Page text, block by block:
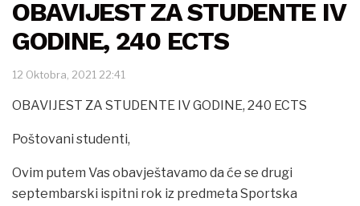
OBAVIJEST ZA STUDENTE IV
GODINE, 240 ECTS
12 Oktobra, 2021 22:41
OBAVIJEST ZA STUDENTE IV GODINE, 240 ECTS
Poštovani studenti,
Ovim putem Vas obavještavamo da će se drugi
septembarski ispitni rok iz predmeta Sportska